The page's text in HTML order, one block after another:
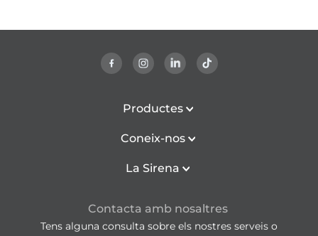
Productes
Coneix-nos
La Sirena
Contacta amb nosaltres
Tens alguna consulta sobre els nostres serveis o